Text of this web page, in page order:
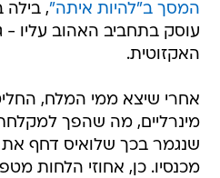
המסך ב"להיות איתה", בילה
עוסק בתחביב האהוב עליו -
האקזוטית.
אחרי שיצא ממי המלח,
מינרליים, מה שהפך
שנגמר בכך שלואיס דחף
מכנסיו. כן, אחוזי הלחות